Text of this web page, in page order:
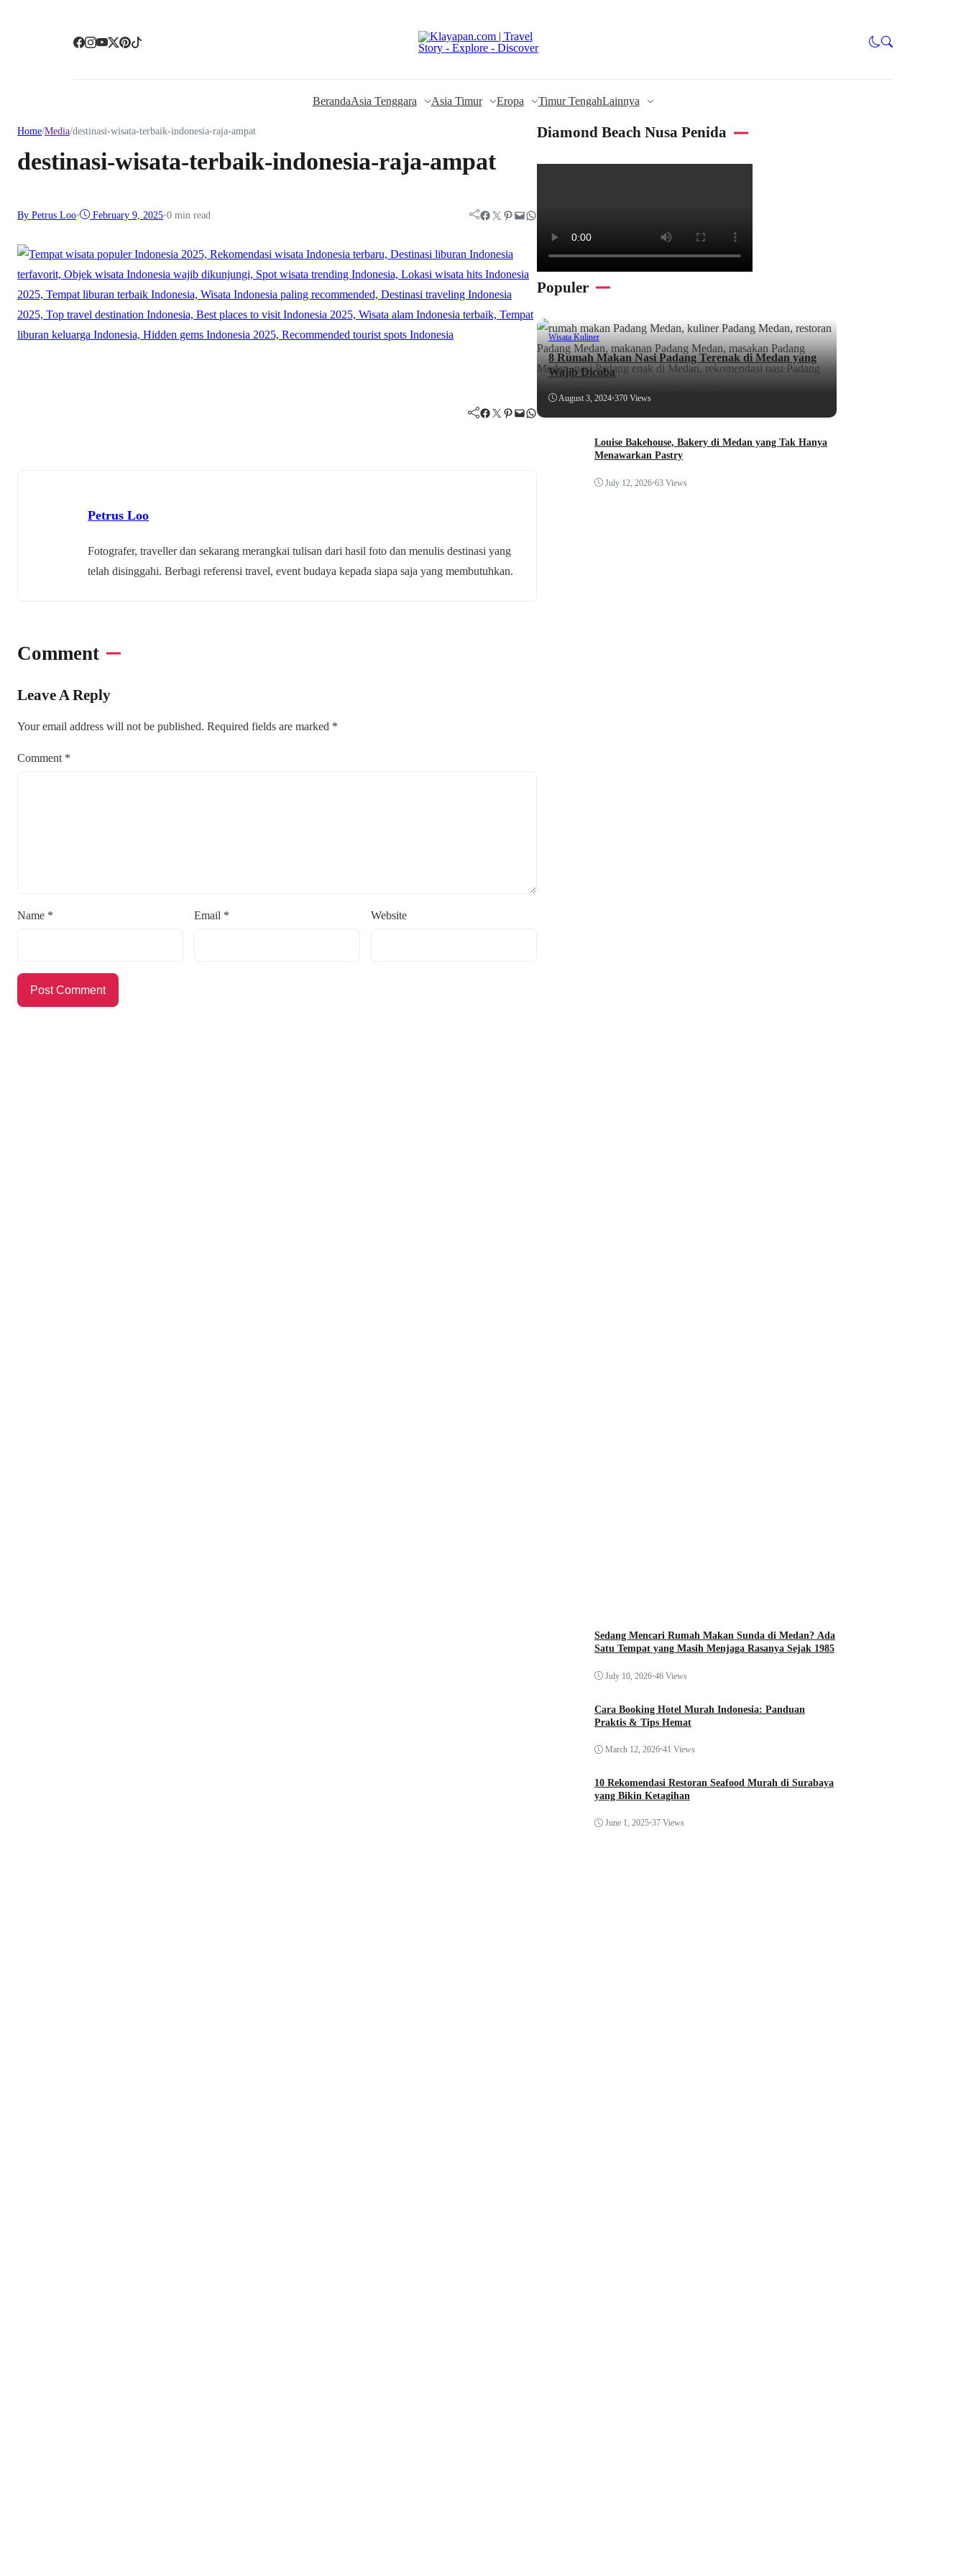
BerandaAsia Tenggara Asia Timur Eropa Timur TengahLainnya
Home/Media/destinasi-wisata-terbaik-indonesia-raja-ampat
destinasi-wisata-terbaik-indonesia-raja-ampat
By Petrus Loo• February 9, 2025•0 min read Facebook Twitter Pinterest Mail WhatsApp
Facebook Twitter Pinterest Mail WhatsApp
Petrus Loo
Fotografer, traveller dan sekarang merangkai tulisan dari hasil foto dan menulis destinasi yang
telah disinggahi. Berbagi referensi travel, event budaya kepada siapa saja yang membutuhkan.
Comment
Leave A Reply
Your email address will not be published. Required fields are marked *
Comment *
Name * Email * Website
Diamond Beach Nusa Penida
Populer
Wisata Kuliner
8 Rumah Makan Nasi Padang Terenak di Medan yang
Wajib Dicoba
August 3, 2024•370 Views
Louise Bakehouse, Bakery di Medan yang Tak Hanya
Menawarkan Pastry
July 12, 2026•63 Views
Sedang Mencari Rumah Makan Sunda di Medan? Ada
Satu Tempat yang Masih Menjaga Rasanya Sejak 1985
July 10, 2026•46 Views
Cara Booking Hotel Murah Indonesia: Panduan
Praktis & Tips Hemat
March 12, 2026•41 Views
10 Rekomendasi Restoran Seafood Murah di Surabaya
yang Bikin Ketagihan
June 1, 2025•37 Views